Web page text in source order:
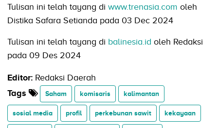
Tulisan ini telah tayang di www.trenasia.com oleh
Distika Safara Setianda pada 03 Dec 2024
Tulisan ini telah tayang di balinesia.id oleh Redaksi
pada 09 Des 2024
Editor: Redaksi Daerah
Tags
Saham komisaris kalimantan
sosial media profil perkebunan sawit kekayaan